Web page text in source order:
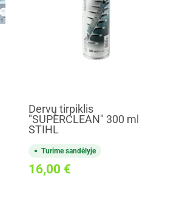
Dervų tirpiklis
"SUPERCLEAN" 300 ml
STIHL
Turime sandėlyje
16,00 €